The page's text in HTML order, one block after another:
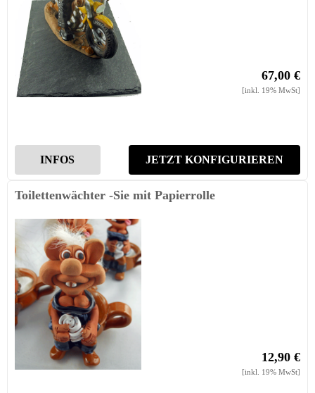
67,00 €
[inkl. 19% MwSt]
INFOS JETZT KONFIGURIEREN
Toilettenwächter -Sie mit Papierrolle
12,90 €
[inkl. 19% MwSt]